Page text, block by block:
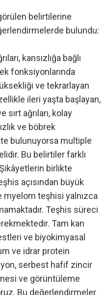
belirtilerine
bulundu:
kansızlığa bağlı
fonksiyonlarında
ve tekrarlayan
ileri yaşta başlayan,
sırt ağrıları, kolay
ve böbrek
bulunuyorsa multiple
Bu belirtiler farklı
birlikte
açısından büyük
myelom teşhisi yalnızca
Teşhis süreci
Tam kan
ve biyokimyasal
ve idrar protein
serbest hafif zincir
ve görüntüleme
Bu değerlendirmeler